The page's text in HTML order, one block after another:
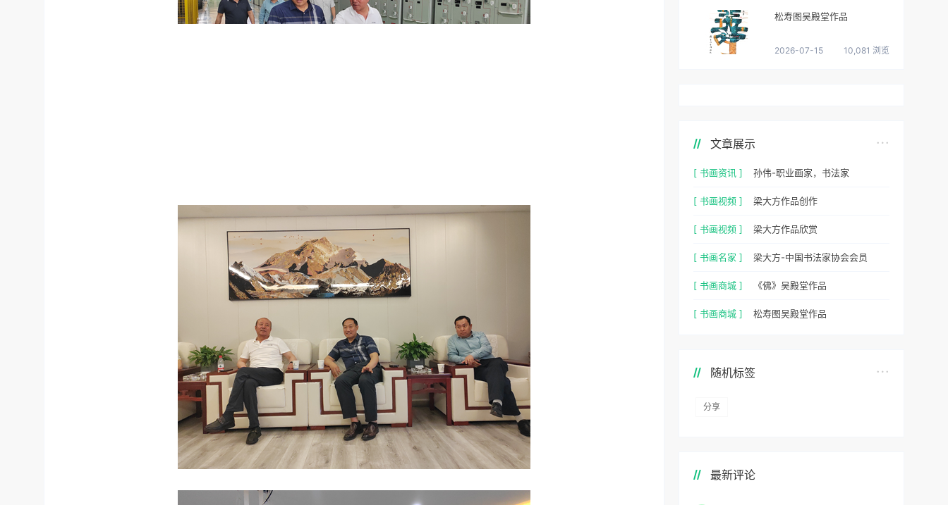
松寿图吴殿堂作品
2026-07-15 10,081 浏览
文章展示
[ 书画资讯 ] 孙伟-职业画家，书法家
[ 书画视频 ] 梁大方作品创作
[ 书画视频 ] 梁大方作品欣赏
[ 书画名家 ] 梁大方-中国书法家协会会员
[ 书画商城 ] 《佛》吴殿堂作品
[ 书画商城 ] 松寿图吴殿堂作品
随机标签
分享
最新评论